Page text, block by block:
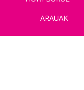
ARAUAK